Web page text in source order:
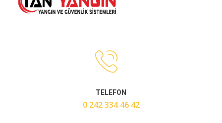
TELEFON
0 242 334 46 42